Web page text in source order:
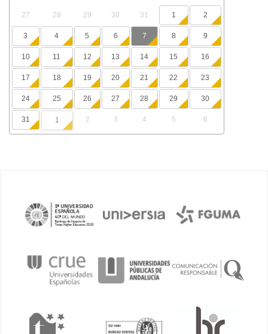
27 28 29 30 31 1 2
3 4 5 6 7 8 9
10 11 12 13 14 15 16
17 18 19 20 21 22 23
24 25 26 27 28 29 30
31 1 2 3 4 5 6